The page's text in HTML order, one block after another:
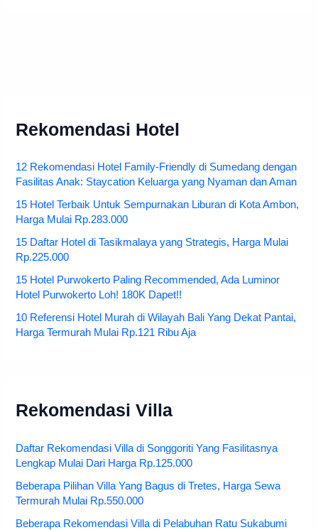
Rekomendasi Hotel
12 Rekomendasi Hotel Family-Friendly di Sumedang dengan
Fasilitas Anak: Staycation Keluarga yang Nyaman dan Aman
15 Hotel Terbaik Untuk Sempurnakan Liburan di Kota Ambon,
Harga Mulai Rp.283.000
15 Daftar Hotel di Tasikmalaya yang Strategis, Harga Mulai
Rp.225.000
15 Hotel Purwokerto Paling Recommended, Ada Luminor
Hotel Purwokerto Loh! 180K Dapet!!
10 Referensi Hotel Murah di Wilayah Bali Yang Dekat Pantai,
Harga Termurah Mulai Rp.121 Ribu Aja
Rekomendasi Villa
Daftar Rekomendasi Villa di Songgoriti Yang Fasilitasnya
Lengkap Mulai Dari Harga Rp.125.000
Beberapa Pilihan Villa Yang Bagus di Tretes, Harga Sewa
Termurah Mulai Rp.550.000
Beberapa Rekomendasi Villa di Pelabuhan Ratu Sukabumi